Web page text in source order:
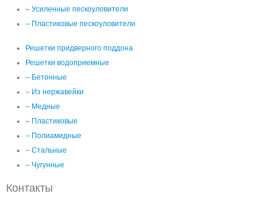
– Усиленные пескоуловители
– Пластиковые пескоуловители
Решетки придверного поддона
Решетки водоприемные
– Бетонные
– Из нержавейки
– Медные
– Пластиковые
– Полиамидные
– Стальные
– Чугунные
Контакты